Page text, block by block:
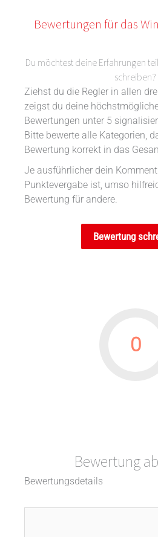
Bewertungen für das
Du möchtest deine Erfahrungen
schreiben?
Ziehst du die Regler in allen
zeigst du deine
Bewertungen unter 5
Bitte bewerte alle Kategorien,
Bewertung korrekt in das
Je ausführlicher dein
Punktevergabe ist, umso
Bewertung für andere.
Bewertung
0
Bewertung
Bewertungsdetails